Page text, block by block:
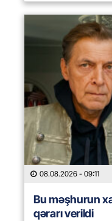
08.08.2026 - 09:11
Bu məşhurun
qərarı verildi